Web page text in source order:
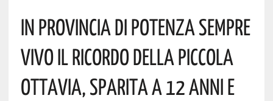
In Provincia Di Potenza Sempre
Vivo Il Ricordo Della Piccola
Ottavia, Sparita A 12 Anni E